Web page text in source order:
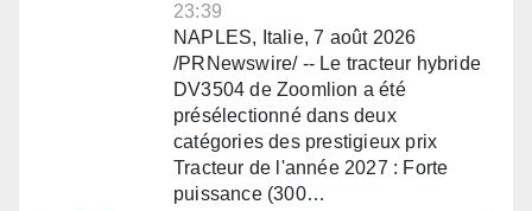
23:39
NAPLES, Italie, 7 août 2026
/PRNewswire/ -- Le tracteur hybride
DV3504 de Zoomlion a été
présélectionné dans deux
catégories des prestigieux prix
Tracteur de l'année 2027 : Forte
puissance (300…